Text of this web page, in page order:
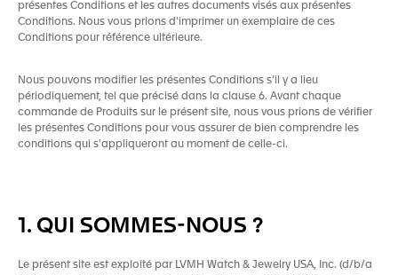
présentes Conditions et les autres documents visés aux présentes
Conditions. Nous vous prions d'imprimer un exemplaire de ces
Conditions pour référence ultérieure.
Nous pouvons modifier les présentes Conditions s’il y a lieu
périodiquement, tel que précisé dans la clause 6. Avant chaque
commande de Produits sur le présent site, nous vous prions de vérifier
les présentes Conditions pour vous assurer de bien comprendre les
conditions qui s'appliqueront au moment de celle-ci.
1. QUI SOMMES-NOUS ?
Le présent site est exploité par LVMH Watch & Jewelry USA, Inc. (d/b/a